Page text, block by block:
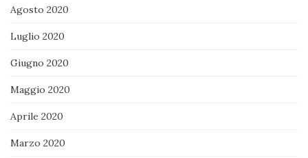
Agosto 2020
Luglio 2020
Giugno 2020
Maggio 2020
Aprile 2020
Marzo 2020